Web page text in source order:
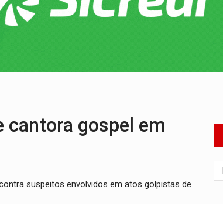
pede exoneração do cargo
durante expedição do SUS
e RO projeta alta de 8,8%
cantora gospel em
suspeitos envolvidos em atos golpistas de